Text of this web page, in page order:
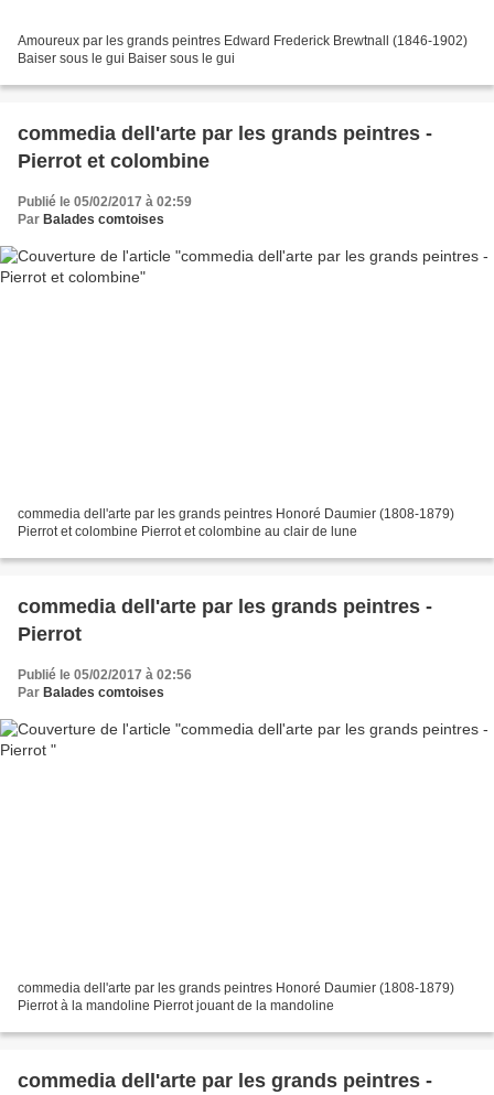
Amoureux par les grands peintres Edward Frederick Brewtnall (1846-1902)
Baiser sous le gui Baiser sous le gui
commedia dell'arte par les grands peintres -
Pierrot et colombine
Publié le 05/02/2017 à 02:59
Par Balades comtoises
commedia dell'arte par les grands peintres Honoré Daumier (1808-1879)
Pierrot et colombine Pierrot et colombine au clair de lune
commedia dell'arte par les grands peintres -
Pierrot
Publié le 05/02/2017 à 02:56
Par Balades comtoises
commedia dell'arte par les grands peintres Honoré Daumier (1808-1879)
Pierrot à la mandoline Pierrot jouant de la mandoline
commedia dell'arte par les grands peintres -